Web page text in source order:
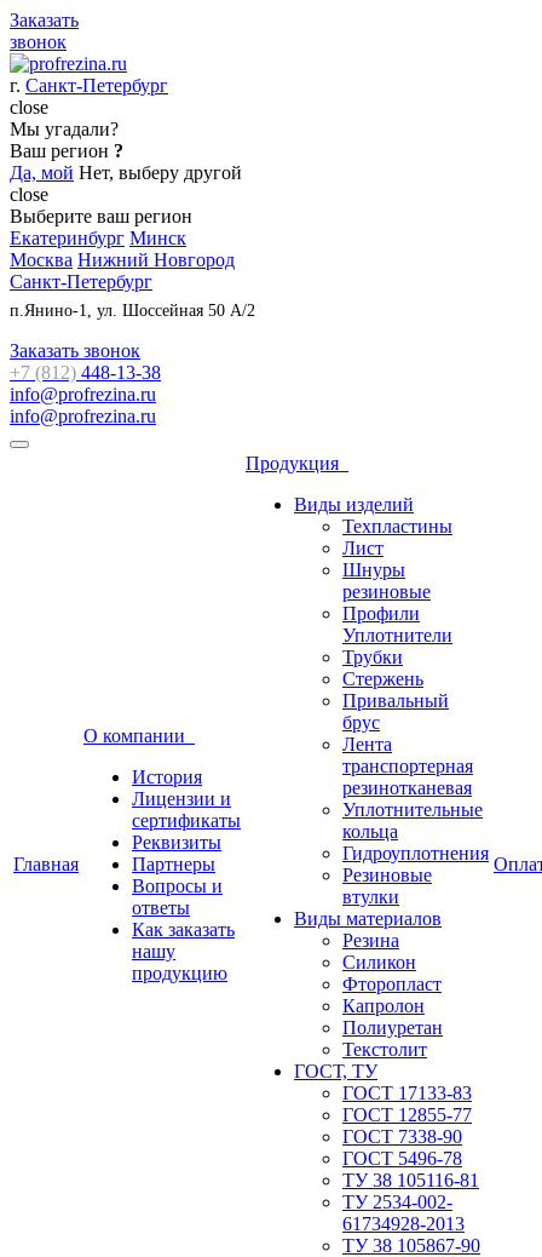
Заказать
звонок
г. Санкт-Петербург
close
Мы угадали?
Ваш регион ?
Да, мой Нет, выберу другой
close
Выберите ваш регион
Екатеринбург Минск
Москва Нижний Новгород
Санкт-Петербург
п.Янино-1, ул. Шоссейная 50 А/2
Заказать звонок
+7 (812) 448-13-38
info@profrezina.ru
info@profrezina.ru
Главная
О компании
История
Лицензии и
сертификаты
Реквизиты
Партнеры
Вопросы и
ответы
Как заказать
нашу
продукцию
Продукция
Виды изделий
Техпластины
Лист
Шнуры
резиновые
Профили
Уплотнители
Трубки
Стержень
Привальный
брус
Лента
транспортерная
резинотканевая
Уплотнительные
кольца
Гидроуплотнения
Резиновые
втулки
Виды материалов
Резина
Силикон
Фторопласт
Капролон
Полиуретан
Текстолит
ГОСТ, ТУ
ГОСТ 17133-83
ГОСТ 12855-77
ГОСТ 7338-90
ГОСТ 5496-78
ТУ 38 105116-81
ТУ 2534-002-
61734928-2013
ТУ 38 105867-90